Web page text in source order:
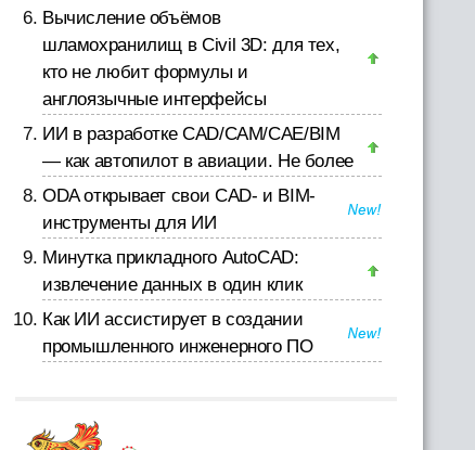
Вычисление объёмов
шламохранилищ в Civil 3D: для тех,
кто не любит формулы и
англоязычные интерфейсы
ИИ в разработке CAD/CAM/CAE/BIM
— как автопилот в авиации. Не более
ODA открывает свои CAD- и BIM-
инструменты для ИИ
Минутка прикладного AutoCAD:
извлечение данных в один клик
Как ИИ ассистирует в создании
промышленного инженерного ПО